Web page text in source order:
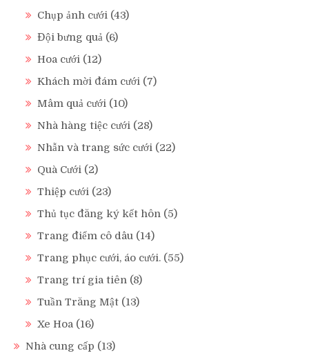
Chụp ảnh cưới (43)
Đội bưng quả (6)
Hoa cưới (12)
Khách mời đám cưới (7)
Mâm quả cưới (10)
Nhà hàng tiệc cưới (28)
Nhẫn và trang sức cưới (22)
Quà Cưới (2)
Thiệp cưới (23)
Thủ tục đăng ký kết hôn (5)
Trang điểm cô dâu (14)
Trang phục cưới, áo cưới. (55)
Trang trí gia tiên (8)
Tuần Trăng Mật (13)
Xe Hoa (16)
Nhà cung cấp (13)